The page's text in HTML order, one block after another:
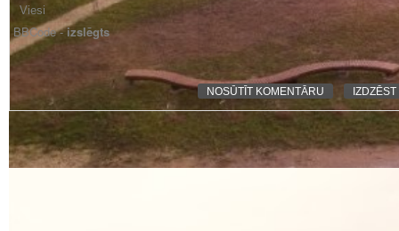
BBCode -izslēgts